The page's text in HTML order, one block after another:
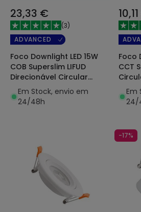
23,33 €
(3)
ADVANCED
Foco Downlight LED 15W
COB Superslim LIFUD
Direcionável Circular
Branco Corte Ø100 mm
CRI90 Expert Color No
Flicker
Em Stock, envio em
24/48h
Foco
CCT
Em
24/
-17%